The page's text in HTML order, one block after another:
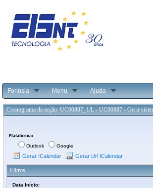
Forinsia Menu Ajuda
Cronograma da acção: UC00887_1/L - UC00887 - Gerir
Plataforma:
Outlook
Google
Gerar ICalendar Gerar Url ICalendar
Filtros
Data Início: